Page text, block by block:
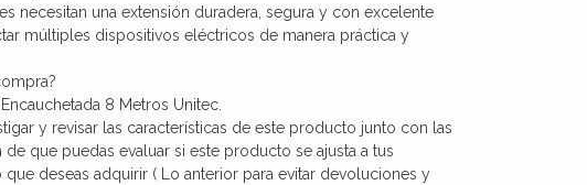
necesitan una extensión duradera, segura y con excelente
múltiples dispositivos eléctricos de manera práctica y
8 Metros Unitec.
y revisar las características de este producto junto con las
que puedas evaluar si este producto se ajusta a tus
que deseas adquirir ( Lo anterior para evitar devoluciones y